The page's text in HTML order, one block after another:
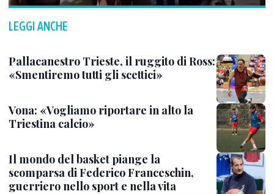
LEGGI ANCHE
Pallacanestro Trieste, il ruggito di Ross:
«Smentiremo tutti gli scettici»
Vona: «Vogliamo riportare in alto la
Triestina calcio»
Il mondo del basket piange la
scomparsa di Federico Franceschin,
guerriero nello sport e nella vita